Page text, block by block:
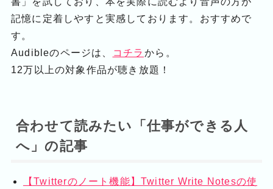
記憶に定着しやすと実感しております。おすすめで
す。
Audibleのページは、
コチラ から。
12万以上の対象作品が聴き放題！
合わせて読みたい「仕事ができる人
へ」の記事
【Twitterのノート機能】Twitter Write Notesの使